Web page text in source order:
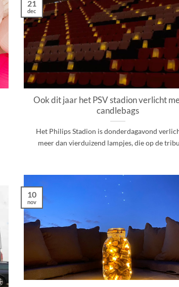
Ook dit jaar het PSV stadion verlicht
candlebags
Het Philips Stadion is donderdagavond
meer dan vierduizend lampjes, die op de
21
dec
10
nov